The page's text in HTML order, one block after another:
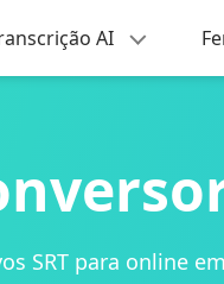
AI
SRT para online